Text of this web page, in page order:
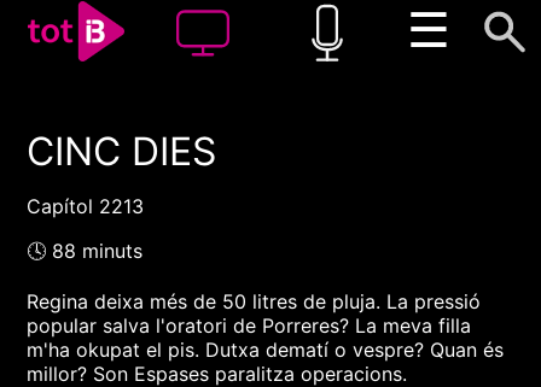
☰
00:00 00:00
CINC DIES
Capítol 2213
🕓 88 minuts
Regina deixa més de 50 litres de pluja. La pressió
popular salva l'oratori de Porreres? La meva filla
m'ha okupat el pis. Dutxa dematí o vespre? Quan és
millor? Son Espases paralitza operacions.